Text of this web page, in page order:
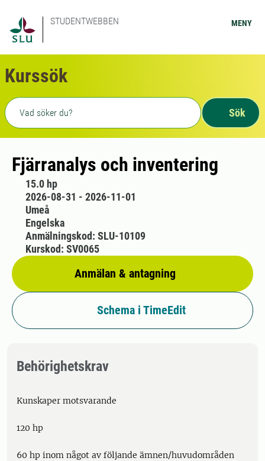
STUDENTWEBBEN MENY
Kurssök
Fritext sökning
Sök
Fjärranalys och inventering
15.0 hp
2026-08-31 - 2026-11-01
Umeå
Engelska
Anmälan & antagning
Anmälningskod: SLU-10109
Kurskod: SV0065
Schema i TimeEdit
Behörighetskrav
Kunskaper motsvarande
120 hp
60 hp inom något av följande ämnen/huvudområden